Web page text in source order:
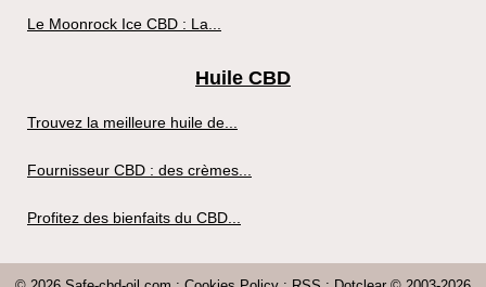
Le Moonrock Ice CBD : La...
Huile CBD
Trouvez la meilleure huile de...
Fournisseur CBD : des crèmes...
Profitez des bienfaits du CBD...